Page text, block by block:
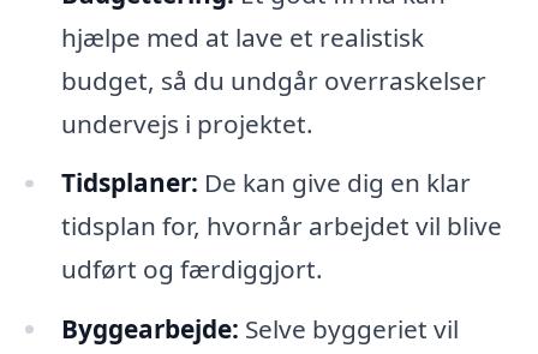
hjælpe med at lave et realistisk
budget, så du undgår overraskelser
undervejs i projektet.
Tidsplaner: De kan give dig en klar
tidsplan for, hvornår arbejdet vil blive
udført og færdiggjort.
Byggearbejde: Selve byggeriet vil